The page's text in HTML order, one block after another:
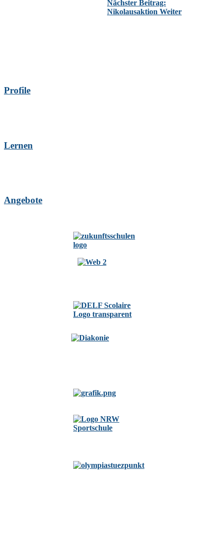
Nächster Beitrag:
Nikolausaktion Weiter
Profile
Lernen
Angebote